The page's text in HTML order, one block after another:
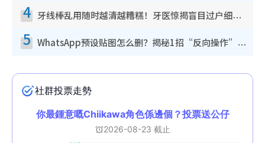
4 牙线棒乱用随时越清越糟糕！牙医惊揭盲目过户细菌恐致龋齿：这种才是日常真保养
5 WhatsApp预设贴图怎么删？揭秘1招“反向操作”还原简洁界面 附3步实测教程